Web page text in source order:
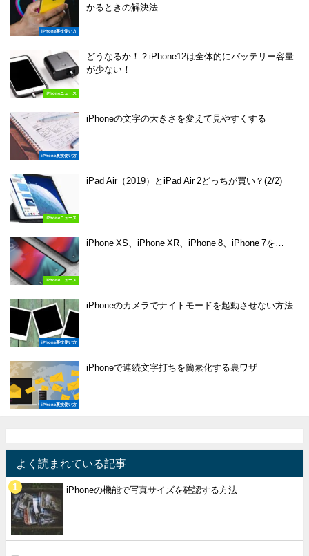
iPhone裏技使い方
かるときの解決法
iPhoneニュース
どうなるか！？iPhone12は全体的にバッテリー容量
が少ない！
iPhone裏技使い方
iPhoneの文字の大きさを変えて見やすくする
iPhoneニュース
iPad Air（2019）とiPad Air 2どっちが買い？(2/2)
iPhoneニュース
iPhone XS、iPhone XR、iPhone 8、iPhone 7を…
iPhone裏技使い方
iPhoneのカメラでナイトモードを起動させない方法
iPhone裏技使い方
iPhoneで連続文字打ちを簡素化する裏ワザ
よく読まれている記事
iPhoneの機能で写真サイズを確認する方法